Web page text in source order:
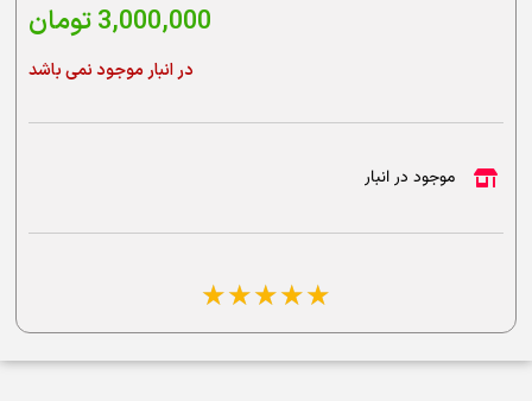
3,000,000تومان
در انبار موجود نمی باشد
موجود در انبار
☆
☆
☆
☆
☆